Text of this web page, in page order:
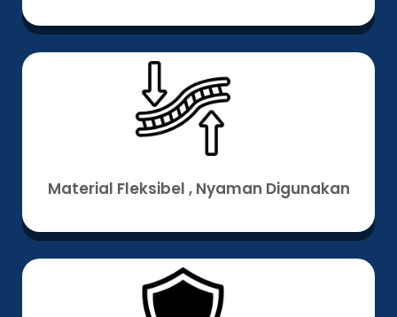
Material Fleksibel , Nyaman Digunakan